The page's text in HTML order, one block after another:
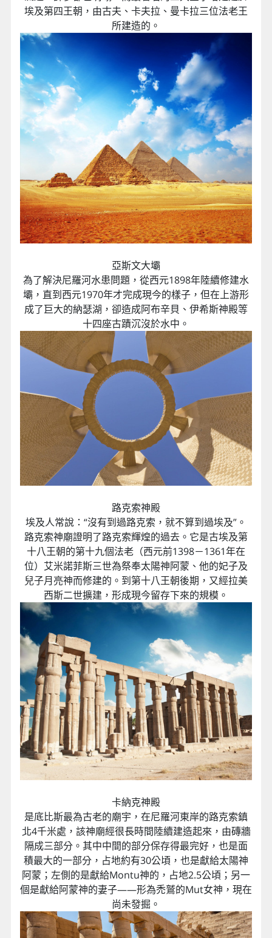
埃及第四王朝，由古夫、卡夫拉、曼卡拉三位法老王
所建造的。
亞斯文大壩
為了解決尼羅河水患問題，從西元1898年陸續修建水
壩，直到西元1970年才完成現今的樣子，但在上游形
成了巨大的納瑟湖，卻造成阿布辛貝、伊希斯神殿等
十四座古蹟沉沒於水中。
路克索神殿
埃及人常說：“沒有到過路克索，就不算到過埃及”。
路克索神廟證明了路克索輝煌的過去。它是古埃及第
十八王朝的第十九個法老（西元前1398－1361年在
位）艾米諾菲斯三世為祭奉太陽神阿蒙、他的妃子及
兒子月亮神而修建的。到第十八王朝後期，又經拉美
西斯二世擴建，形成現今留存下來的規模。
卡納克神殿
是底比斯最為古老的廟宇，在尼羅河東岸的路克索鎮
北4千米處，該神廟經很長時間陸續建造起來，由磚牆
隔成三部分。其中中間的部分保存得最完好，也是面
積最大的一部分，占地約有30公頃，也是獻給太陽神
阿蒙；左側的是獻給Montu神的，占地2.5公頃；另一
個是獻給阿蒙神的妻子——形為禿鷲的Mut女神，現在
尚未發掘。